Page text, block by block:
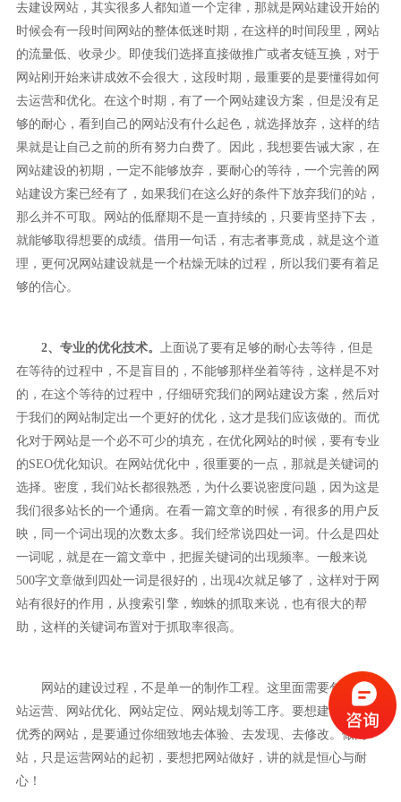
去建设网站，其实很多人都知道一个定律，那就是网站建设开始的
时候会有一段时间网站的整体低迷时期，在这样的时间段里，网站
的流量低、收录少。即使我们选择直接做推广或者友链互换，对于
网站刚开始来讲成效不会很大，这段时期，最重要的是要懂得如何
去运营和优化。在这个时期，有了一个网站建设方案，但是没有足
够的耐心，看到自己的网站没有什么起色，就选择放弃，这样的结
果就是让自己之前的所有努力白费了。因此，我想要告诫大家，在
网站建设的初期，一定不能够放弃，要耐心的等待，一个完善的网
站建设方案已经有了，如果我们在这么好的条件下放弃我们的站，
那么并不可取。网站的低靡期不是一直持续的，只要肯坚持下去，
就能够取得想要的成绩。借用一句话，有志者事竟成，就是这个道
理，更何况网站建设就是一个枯燥无味的过程，所以我们要有着足
够的信心。
2、专业的优化技术。上面说了要有足够的耐心去等待，但是
在等待的过程中，不是盲目的，不能够那样坐着等待，这样是不对
的，在这个等待的过程中，仔细研究我们的网站建设方案，然后对
于我们的网站制定出一个更好的优化，这才是我们应该做的。而优
化对于网站是一个必不可少的填充，在优化网站的时候，要有专业
的SEO优化知识。在网站优化中，很重要的一点，那就是关键词的
选择。密度，我们站长都很熟悉，为什么要说密度问题，因为这是
我们很多站长的一个通病。在看一篇文章的时候，有很多的用户反
映，同一个词出现的次数太多。我们经常说四处一词。什么是四处
一词呢，就是在一篇文章中，把握关键词的出现频率。一般来说
500字文章做到四处一词是很好的，出现4次就足够了，这样对于网
站有很好的作用，从搜索引擎，蜘蛛的抓取来说，也有很大的帮
助，这样的关键词布置对于抓取率很高。
网站的建设过程，不是单一的制作工程。这里面需要包含着网
站运营、网站优化、网站定位、网站规划等工序。要想建设出一个
优秀的网站，是要通过你细致地去体验、去发现、去修改。做网
站，只是运营网站的起初，要想把网站做好，讲的就是恒心与耐
心！